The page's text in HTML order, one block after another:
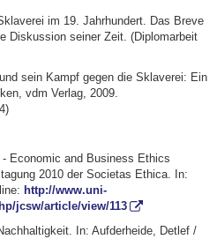
im 19. Jahrhundert. Das Breve
Diskussion seiner Zeit. (Diplomarbeit
sein Kampf gegen die Sklaverei: Ein
vdm Verlag, 2009.
Economic and Business Ethics
2010 der Societas Ethica. In:
http://www.uni-
jcsw/article/view/113
In: Aufderheide, Detlef /